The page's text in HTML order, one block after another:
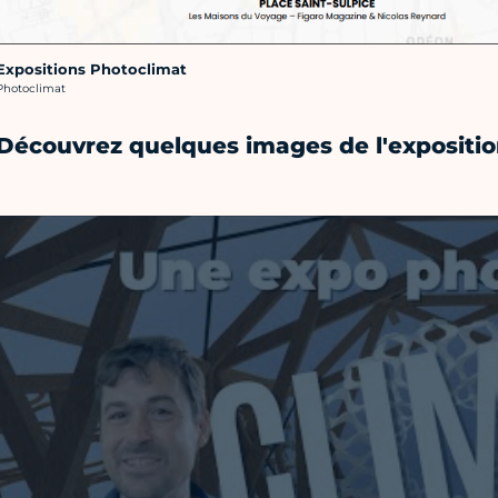
Photoclimat
photo :
quelques images de
Youtube